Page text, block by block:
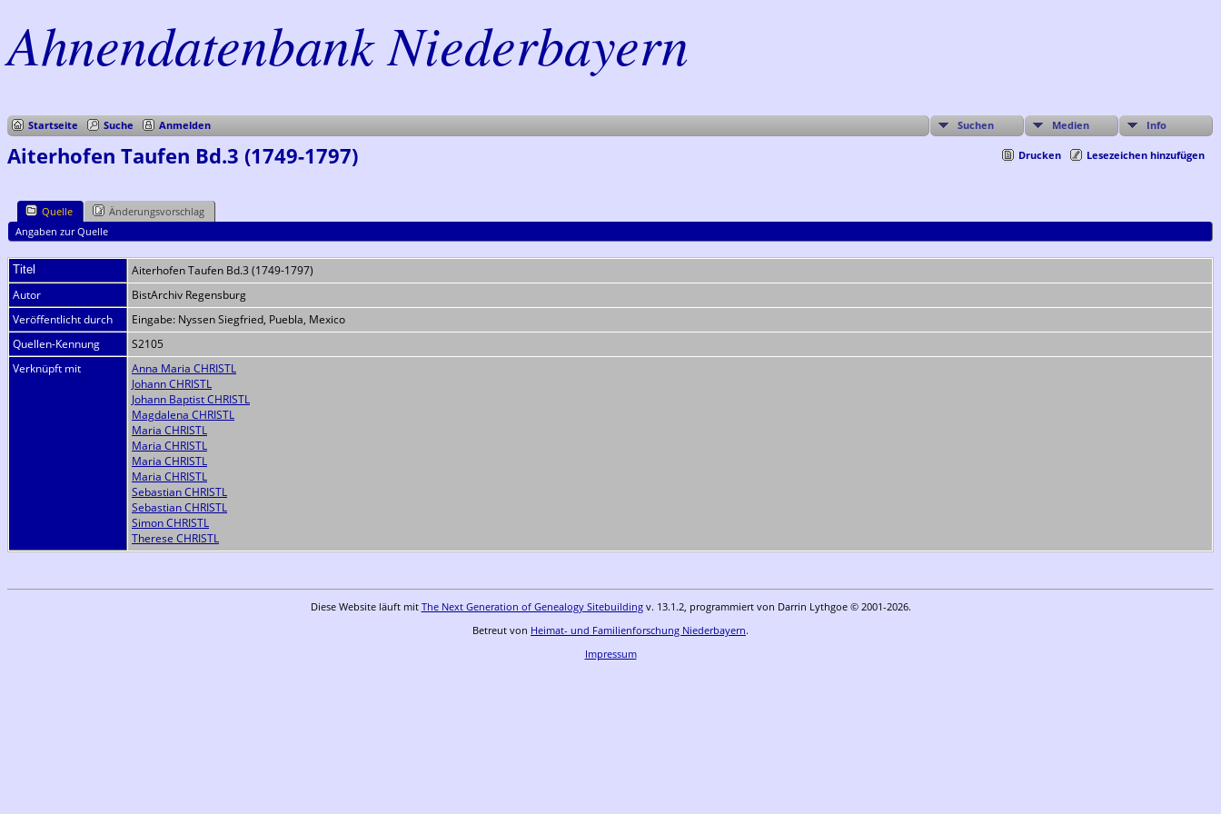
Ahnendatenbank Niederbayern
Startseite Suche Anmelden Suchen Medien Info
Drucken Lesezeichen hinzufügen
Aiterhofen Taufen Bd.3 (1749-1797)
Quelle
Änderungsvorschlag
Angaben zur Quelle
Titel
Aiterhofen Taufen Bd.3 (1749-1797)
Autor
BistArchiv Regensburg
Veröffentlicht durch
Eingabe: Nyssen Siegfried, Puebla, Mexico
Quellen-Kennung
S2105
Verknüpft mit
Anna Maria CHRISTL
Johann CHRISTL
Johann Baptist CHRISTL
Magdalena CHRISTL
Maria CHRISTL
Maria CHRISTL
Maria CHRISTL
Maria CHRISTL
Sebastian CHRISTL
Sebastian CHRISTL
Simon CHRISTL
Therese CHRISTL
Diese Website läuft mit The Next Generation of Genealogy Sitebuildingv. 13.1.2, programmiert von Darrin Lythgoe © 2001-2026.
Betreut von Heimat- und Familienforschung Niederbayern.
Impressum